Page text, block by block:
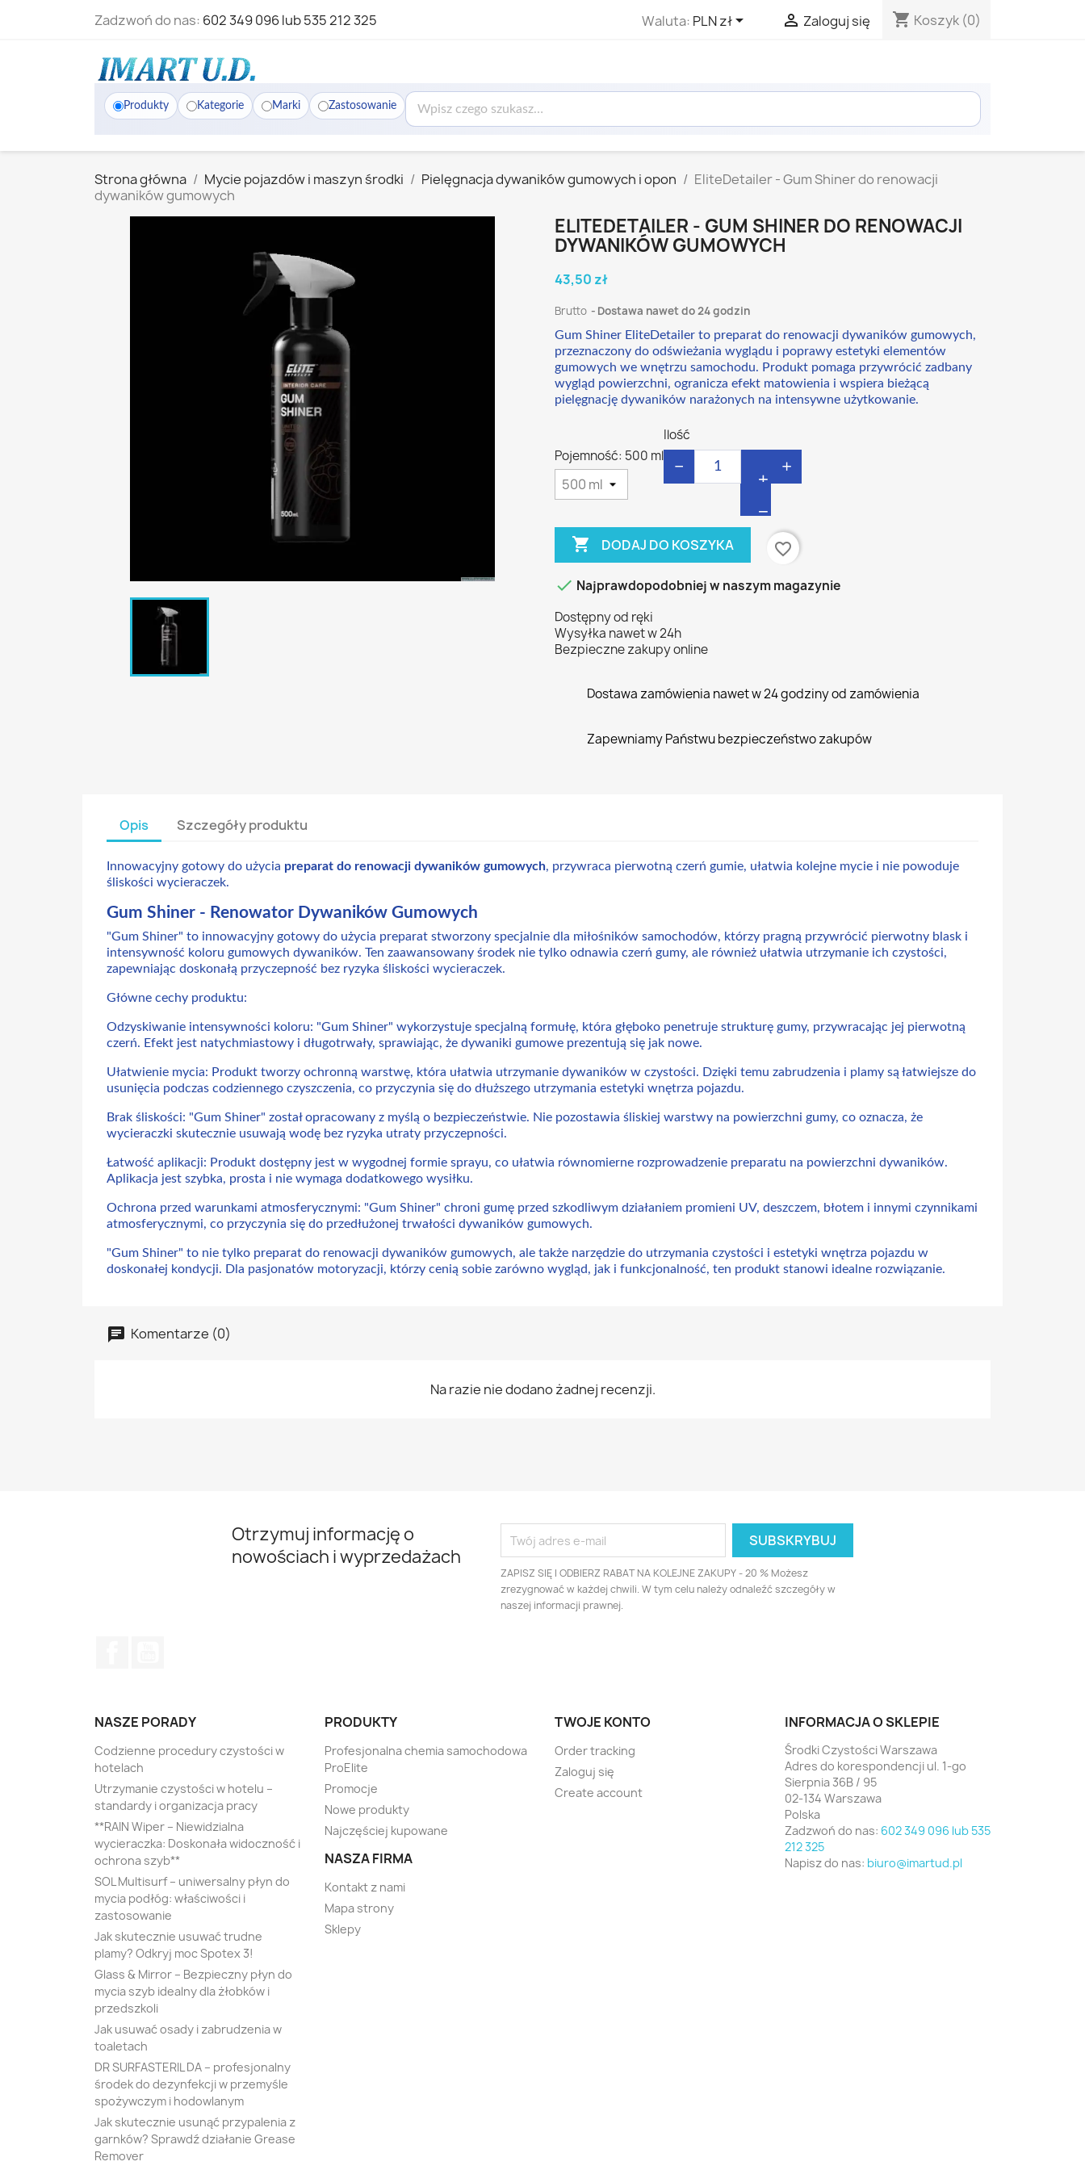
Zadzwoń do nas: 602 349 096 lub 535 212 325 Waluta: PLN zł  Zaloguj się shopping_cart Koszyk (0)
Produkty Kategorie Marki Zastosowanie
Strona główna Mycie pojazdów i maszyn środki Pielęgnacja dywaników gumowych i opon
EliteDetailer - Gum Shiner do renowacji
dywaników gumowych
ELITEDETAILER - GUM SHINER DO RENOWACJI
DYWANIKÓW GUMOWYCH
43,50 zł
Brutto Dostawa nawet do 24 godzin
Gum Shiner EliteDetailer to preparat do renowacji dywaników gumowych,
przeznaczony do odświeżania wyglądu i poprawy estetyki elementów
gumowych we wnętrzu samochodu. Produkt pomaga przywrócić zadbany
wygląd powierzchni, ogranicza efekt matowienia i wspiera bieżącą
pielęgnację dywaników narażonych na intensywne użytkowanie.
Pojemność: 500 ml
Ilość
− +
 DODAJ DO KOSZYKA
favorite_border
 Najprawdopodobniej w naszym magazynie
Dostępny od ręki
Wysyłka nawet w 24h
Bezpieczne zakupy online
Dostawa zamówienia nawet w 24 godziny od zamówienia
Zapewniamy Państwu bezpieczeństwo zakupów
Opis Szczegóły produktu
Innowacyjny gotowy do użycia preparat do renowacji dywaników gumowych, przywraca pierwotną czerń gumie, ułatwia kolejne mycie i nie powoduje
śliskości wycieraczek.
Gum Shiner - Renowator Dywaników Gumowych
"Gum Shiner" to innowacyjny gotowy do użycia preparat stworzony specjalnie dla miłośników samochodów, którzy pragną przywrócić pierwotny blask i
intensywność koloru gumowych dywaników. Ten zaawansowany środek nie tylko odnawia czerń gumy, ale również ułatwia utrzymanie ich czystości,
zapewniając doskonałą przyczepność bez ryzyka śliskości wycieraczek.
Główne cechy produktu:
Odzyskiwanie intensywności koloru: "Gum Shiner" wykorzystuje specjalną formułę, która głęboko penetruje strukturę gumy, przywracając jej pierwotną
czerń. Efekt jest natychmiastowy i długotrwały, sprawiając, że dywaniki gumowe prezentują się jak nowe.
Ułatwienie mycia: Produkt tworzy ochronną warstwę, która ułatwia utrzymanie dywaników w czystości. Dzięki temu zabrudzenia i plamy są łatwiejsze do
usunięcia podczas codziennego czyszczenia, co przyczynia się do dłuższego utrzymania estetyki wnętrza pojazdu.
Brak śliskości: "Gum Shiner" został opracowany z myślą o bezpieczeństwie. Nie pozostawia śliskiej warstwy na powierzchni gumy, co oznacza, że
wycieraczki skutecznie usuwają wodę bez ryzyka utraty przyczepności.
Łatwość aplikacji: Produkt dostępny jest w wygodnej formie sprayu, co ułatwia równomierne rozprowadzenie preparatu na powierzchni dywaników.
Aplikacja jest szybka, prosta i nie wymaga dodatkowego wysiłku.
Ochrona przed warunkami atmosferycznymi: "Gum Shiner" chroni gumę przed szkodliwym działaniem promieni UV, deszczem, błotem i innymi czynnikami
atmosferycznymi, co przyczynia się do przedłużonej trwałości dywaników gumowych.
"Gum Shiner" to nie tylko preparat do renowacji dywaników gumowych, ale także narzędzie do utrzymania czystości i estetyki wnętrza pojazdu w
doskonałej kondycji. Dla pasjonatów motoryzacji, którzy cenią sobie zarówno wygląd, jak i funkcjonalność, ten produkt stanowi idealne rozwiązanie.
Komentarze (0)
Na razie nie dodano żadnej recenzji.
Otrzymuj informację o
nowościach i wyprzedażach
ZAPISZ SIĘ I ODBIERZ RABAT NA KOLEJNE ZAKUPY - 20 % Możesz
zrezygnować w każdej chwili. W tym celu należy odnaleźć szczegóły w
naszej informacji prawnej.
NASZE PORADY
Codzienne procedury czystości w
hotelach
Utrzymanie czystości w hotelu –
standardy i organizacja pracy
**RAIN Wiper – Niewidzialna
wycieraczka: Doskonała widoczność i
ochrona szyb**
SOL Multisurf – uniwersalny płyn do
mycia podłóg: właściwości i
zastosowanie
Jak skutecznie usuwać trudne
plamy? Odkryj moc Spotex 3!
Glass & Mirror – Bezpieczny płyn do
mycia szyb idealny dla żłobków i
przedszkoli
Jak usuwać osady i zabrudzenia w
toaletach
DR SURFASTERIL DA – profesjonalny
środek do dezynfekcji w przemyśle
spożywczym i hodowlanym
Jak skutecznie usunąć przypalenia z
garnków? Sprawdź działanie Grease
Remover
PRODUKTY
Profesjonalna chemia samochodowa
ProElite
Promocje
Nowe produkty
Najczęściej kupowane
NASZA FIRMA
Kontakt z nami
Mapa strony
Sklepy
TWOJE KONTO
Order tracking
Zaloguj się
Create account
INFORMACJA O SKLEPIE
Środki Czystości Warszawa
Adres do korespondencji ul. 1-go
Sierpnia 36B / 95
02-134 Warszawa
Polska
Zadzwoń do nas: 602 349 096 lub 535
212 325
Napisz do nas: biuro@imartud.pl